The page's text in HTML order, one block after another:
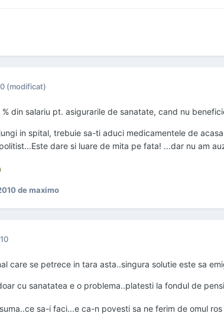
(modificat)
% din salariu pt. asigurarile de sanatate, cand nu
in spital, trebuie sa-ti aduci medicamentele de
dare si luare de mita pe fata! ...dar nu am
de maximo
care se petrece in tara asta..singura solutie este sa
cu sanatatea e o problema..platesti la fondul de
sa-i faci...e ca-n povesti sa ne ferim de omul